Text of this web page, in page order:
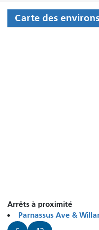
Carte des environs
Arrêts à proximité
Parnassus Ave &